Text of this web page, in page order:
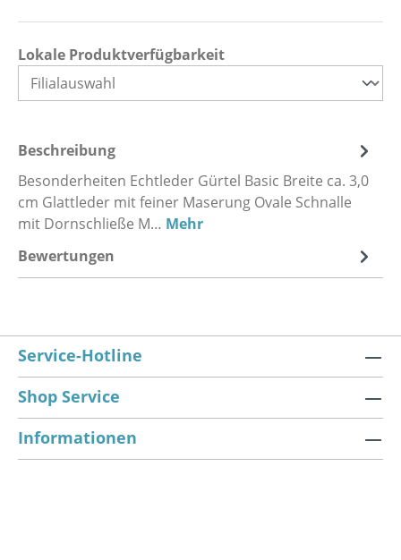
Lokale Produktverfügbarkeit
Beschreibung
Besonderheiten Echtleder Gürtel Basic Breite ca. 3,0
cm Glattleder mit feiner Maserung Ovale Schnalle
mit Dornschließe M… Mehr
Bewertungen
Service-Hotline
Shop Service
Informationen